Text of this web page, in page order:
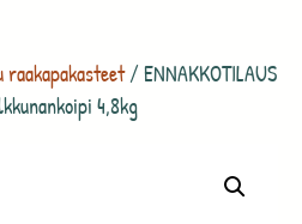
raakapakasteet/ ENNAKKOTILAUS
4,8kg